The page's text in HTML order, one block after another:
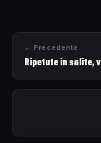
← Precedente
Ripetute in salite,